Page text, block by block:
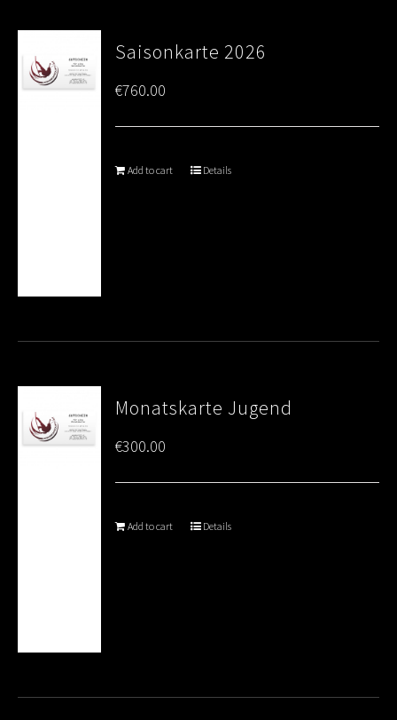
Saisonkarte 2026
€760.00
Add to cart Details
Monatskarte Jugend
€300.00
Add to cart Details